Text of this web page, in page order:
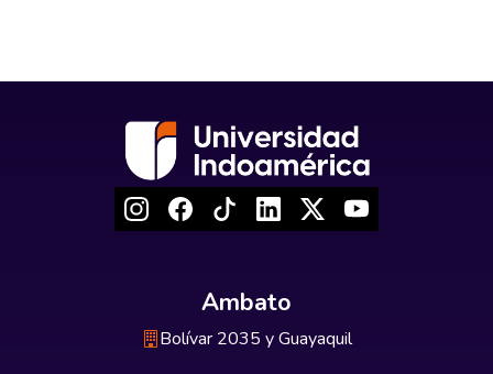
Ambato
Bolívar 2035 y Guayaquil